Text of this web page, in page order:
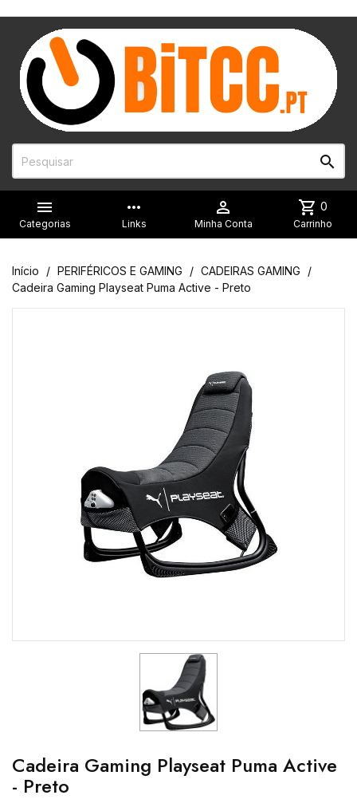


Categorias
more_horiz
Links

Minha Conta
shopping_cart 0
Carrinho
Início PERIFÉRICOS E GAMING
CADEIRAS GAMING
Cadeira Gaming Playseat Puma Active - Preto
Cadeira Gaming Playseat Puma Active
- Preto